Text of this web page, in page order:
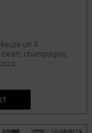
uit 4
champagne,